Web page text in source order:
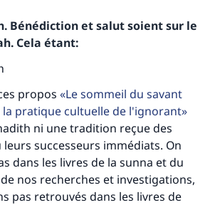
Bénédiction et salut soient sur le
Cela étant:
propos
Le sommeil du savant
pratique cultuelle de l'ignorant
ni une tradition reçue des
successeurs immédiats. On
dans les livres de la sunna et du
nos recherches et investigations,
pas retrouvés dans les livres de